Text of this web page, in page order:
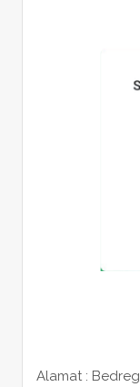
Alamat :